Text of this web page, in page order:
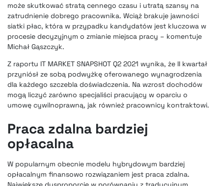
może skutkować stratą cennego czasu i utratą szansy na
zatrudnienie dobrego pracownika. Wciąż brakuje jawności
siatki płac, która w przypadku kandydatów jest kluczowa w
procesie decyzyjnym o zmianie miejsca pracy – komentuje
Michał Gąszczyk.
Z raportu IT MARKET SNAPSHOT Q2 2021 wynika, że II kwartał
przyniósł ze sobą podwyżkę oferowanego wynagrodzenia
dla każdego szczebla doświadczenia. Na wzrost dochodów
mogą liczyć zarówno specjaliści pracujący w oparciu o
umowę cywilnoprawną, jak również pracownicy kontraktowi.
Praca zdalna bardziej
opłacalna
W popularnym obecnie modelu hybrydowym bardziej
opłacalnym finansowo rozwiązaniem jest praca zdalna.